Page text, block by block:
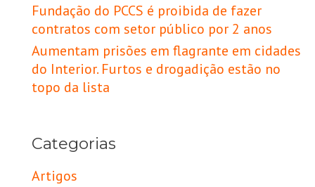
Fundação do PCCS é proibida de fazer
contratos com setor público por 2 anos
Aumentam prisões em flagrante em cidades
do Interior. Furtos e drogadição estão no
topo da lista
Categorias
Artigos